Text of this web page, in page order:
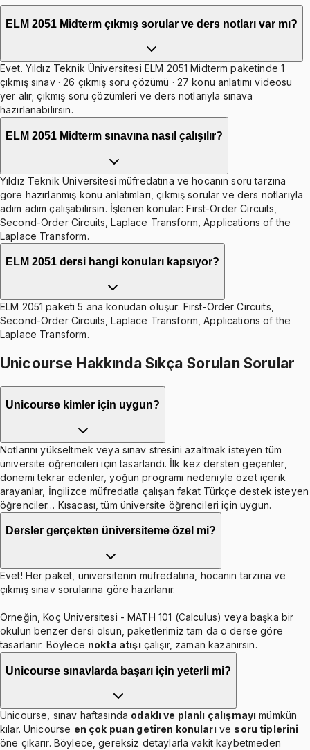
ELM 2051 Midterm çıkmış sorular ve ders notları var mı?
Evet. Yıldız Teknik Üniversitesi ELM 2051 Midterm paketinde 1
çıkmış sınav · 26 çıkmış soru çözümü · 27 konu anlatımı videosu
yer alır; çıkmış soru çözümleri ve ders notlarıyla sınava
hazırlanabilirsin.
ELM 2051 Midterm sınavına nasıl çalışılır?
Yıldız Teknik Üniversitesi müfredatına ve hocanın soru tarzına
göre hazırlanmış konu anlatımları, çıkmış sorular ve ders notlarıyla
adım adım çalışabilirsin. İşlenen konular: First-Order Circuits,
Second-Order Circuits, Laplace Transform, Applications of the
Laplace Transform.
ELM 2051 dersi hangi konuları kapsıyor?
ELM 2051 paketi 5 ana konudan oluşur: First-Order Circuits,
Second-Order Circuits, Laplace Transform, Applications of the
Laplace Transform.
Unicourse Hakkında Sıkça Sorulan Sorular
Unicourse kimler için uygun?
Notlarını yükseltmek veya sınav stresini azaltmak isteyen tüm
üniversite öğrencileri için tasarlandı. İlk kez dersten geçenler,
dönemi tekrar edenler, yoğun programı nedeniyle özet içerik
arayanlar, İngilizce müfredatla çalışan fakat Türkçe destek isteyen
öğrenciler… Kısacası, tüm üniversite öğrencileri için uygun.
Dersler gerçekten üniversiteme özel mi?
Evet! Her paket, üniversitenin müfredatına, hocanın tarzına ve
çıkmış sınav sorularına göre hazırlanır.
Örneğin, Koç Üniversitesi - MATH 101 (Calculus) veya başka bir
okulun benzer dersi olsun, paketlerimiz tam da o derse göre
tasarlanır. Böylece nokta atışı çalışır, zaman kazanırsın.
Unicourse sınavlarda başarı için yeterli mi?
Unicourse, sınav haftasında odaklı ve planlı çalışmayı mümkün
kılar. Unicourse en çok puan getiren konuları ve soru tiplerini
öne çıkarır. Böylece, gereksiz detaylarla vakit kaybetmeden